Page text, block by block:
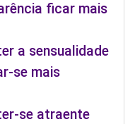
ficar mais
a sensualidade
se mais
se atraente